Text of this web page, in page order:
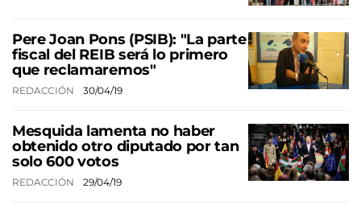
Pere Joan Pons (PSIB): "La parte
fiscal del REIB será lo primero
que reclamaremos"
REDACCIÓN 30/04/19
Mesquida lamenta no haber
obtenido otro diputado por tan
solo 600 votos
REDACCIÓN 29/04/19